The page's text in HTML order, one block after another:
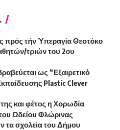
πρός τήν Ὑπεραγία Θεοτόκο
τριών του 2ου
ως “Εξαιρετικό
Plastic Clever
της και φέτος η Χορωδία
Ωδείου Φλώρινας
τα σχολεία του Δήμου